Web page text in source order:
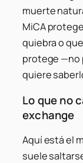
muerte
MiCA
quiebra o
protege —no
quiere
Lo que no
exchange
Aquí está el
suele